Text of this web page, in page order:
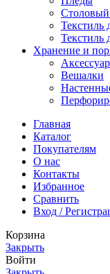
Столовый
Текстиль
Текстиль
Хранение и
Вешалки
Главная
Каталог
Покупателям
О нас
Контакты
Избранное
Сравнить
Вход /
Корзина
Закрыть
Войти